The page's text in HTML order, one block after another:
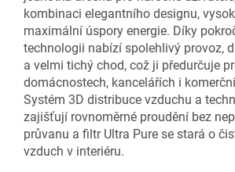
kombinaci elegantního designu,
maximální úspory energie. Díky
technologii nabízí spolehlivý provoz,
a velmi tichý chod, což ji předurčuje
domácnostech, kancelářích i
Systém 3D distribuce vzduchu a
zajišťují rovnoměrné proudění bez
průvanu a filtr Ultra Pure se stará o
vzduch v interiéru.